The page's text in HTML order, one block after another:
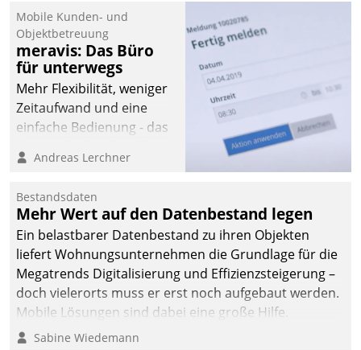
und Beschwerde-Management einen eigenen Kanal
ein.
Mobile Kunden- und
Objektbetreuung
meravis: Das Büro
für unterwegs
Mehr Flexibilität, weniger
Zeitaufwand und eine
einfache Bedienung - das
Cockpit für mobile
Datatrain. Die meravis
Wohnungsbau- und
Immobilien GmbH hat
sich dabei für den Betrieb
der Lösung über die SAP
Cloud Platform
entschieden - als erstes
Unternehmen am
Andreas Lerchner
Bestandsdaten
Mehr Wert auf den Datenbestand legen
Ein belastbarer Datenbestand zu ihren Objekten
liefert Wohnungsunternehmen die Grundlage für die
Megatrends Digitalisierung und Effizienzsteigerung –
doch vielerorts muss er erst noch aufgebaut werden.
Mobile Lösungen sind dabei eine große Hilfe.
Sabine Wiedemann